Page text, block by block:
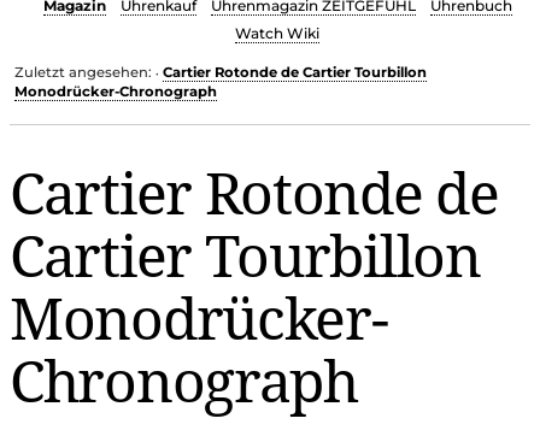
Magazin
Uhrenkauf Uhrenmagazin ZEITGEFÜHL
Uhrenbuch
Watch Wiki
Zuletzt angesehen: • Cartier Rotonde de Cartier Tourbillon
Monodrücker-Chronograph
Cartier Rotonde de
Cartier Tourbillon
Monodrücker-
Chronograph